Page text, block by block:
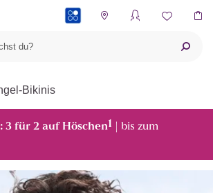
Bikinis
3 für 2 auf Höschen1 | bis zum